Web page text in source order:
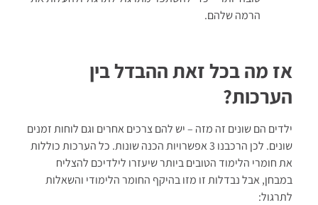
הרמה שלהם.
אז מה בכל זאת ההבדל בין
הערכות?
ילדים הם שונים זה מזה – יש להם צרכים אחרים וגם לוחות זמנים
שונים. לכן הרכבנו 3 אפשרויות הכנה שונות. כל הערכות כוללות
את חומרי הלימוד הטובים ביותר שיעזרו לילדיכם להצליח
במבחן, אבל נבדלות זו מזו בהיקף החומר הלימודי והשאלות
לתרגול: